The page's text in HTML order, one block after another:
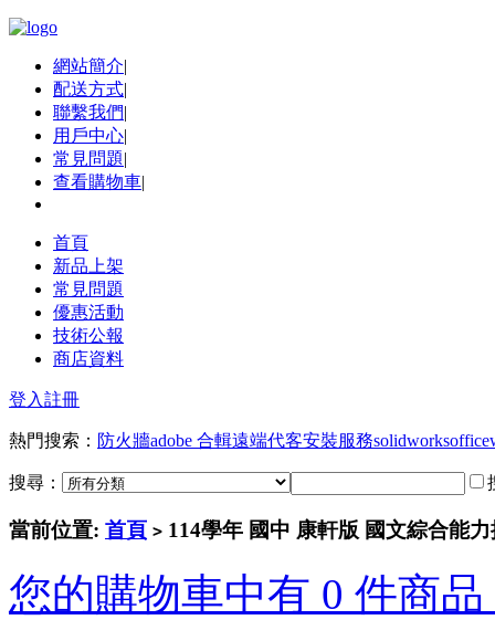
網站簡介|
配送方式|
聯繫我們|
用戶中心|
常見問題|
查看購物車|
首頁
新品上架
常見問題
優惠活動
技術公報
商店資料
登入註冊
熱門搜索： 防火牆adobe 合輯遠端代客安裝服務solidworksoffice
搜尋：
當前位置: 首頁 > 114學年 國中 康軒版 國文綜合能
您的購物車中有 0 件商